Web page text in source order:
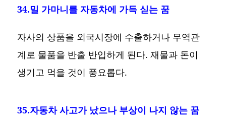
34.밀 가마니를 자동차에 가득 싣는 꿈
자사의 상품을 외국시장에 수출하거나 무역관
계로 물품을 반출 반입하게 된다. 재물과 돈이
생기고 먹을 것이 풍요롭다.
35.자동차 사고가 났으나 부상이 나지 않는 꿈